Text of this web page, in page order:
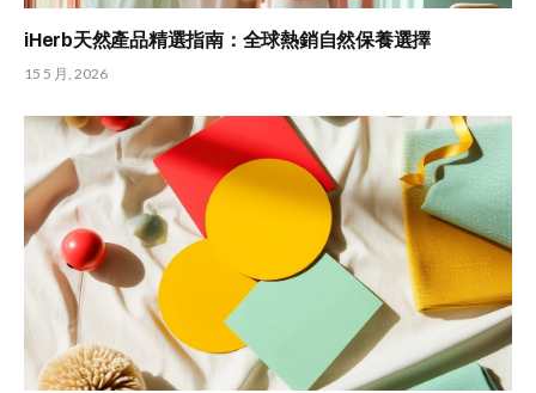
iHerb天然產品精選指南：全球熱銷自然保養選擇
15 5 月, 2026